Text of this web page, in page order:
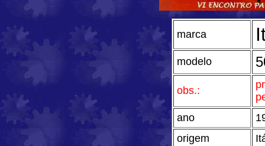
marca
modelo
obs.:
ano
origem